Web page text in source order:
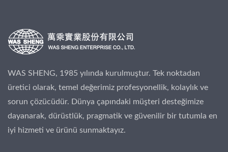
WAS SHENG, 1985 yılında kurulmuştur. Tek noktadan
üretici olarak, temel değerimiz profesyonellik, kolaylık ve
sorun çözücüdür. Dünya çapındaki müşteri desteğimize
dayanarak, dürüstlük, pragmatik ve güvenilir bir tutumla en
iyi hizmeti ve ürünü sunmaktayız.